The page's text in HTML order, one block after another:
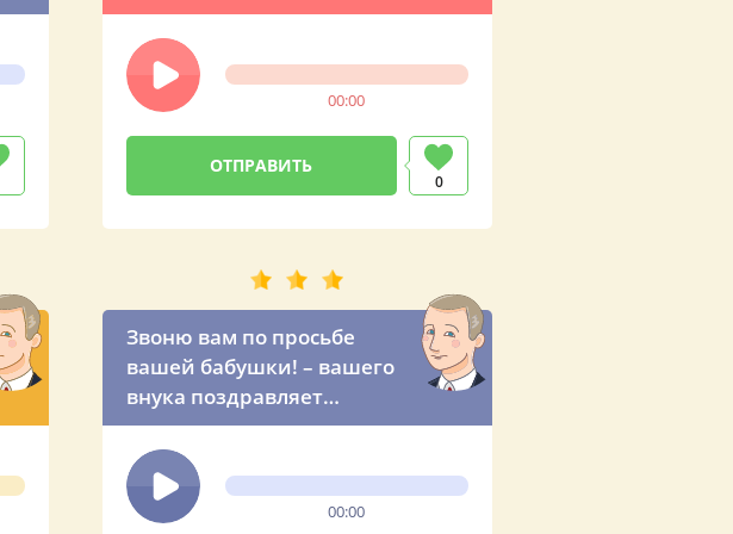
вечером? – неожиданное
предложение от
президента
00:00
0
Звоню вам по просьбе
вашей бабушки! – вашего
внука поздравляет
президент России
00:00